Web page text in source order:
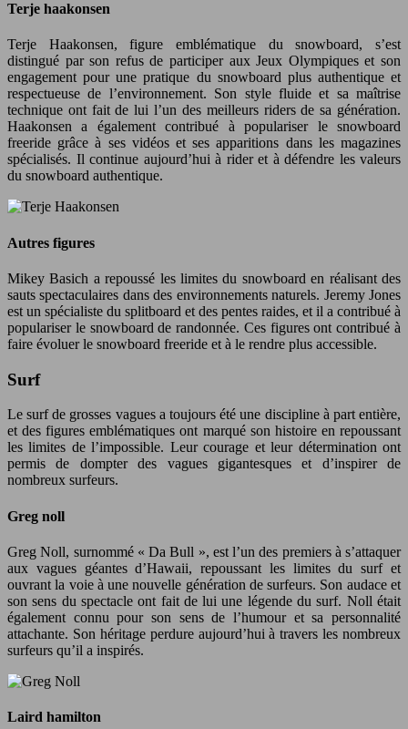
Terje haakonsen
Terje Haakonsen, figure emblématique du snowboard, s’est
distingué par son refus de participer aux Jeux Olympiques et son
engagement pour une pratique du snowboard plus authentique et
respectueuse de l’environnement. Son style fluide et sa maîtrise
technique ont fait de lui l’un des meilleurs riders de sa génération.
Haakonsen a également contribué à populariser le snowboard
freeride grâce à ses vidéos et ses apparitions dans les magazines
spécialisés. Il continue aujourd’hui à rider et à défendre les valeurs
du snowboard authentique.
Autres figures
Mikey Basich a repoussé les limites du snowboard en réalisant des
sauts spectaculaires dans des environnements naturels. Jeremy Jones
est un spécialiste du splitboard et des pentes raides, et il a contribué à
populariser le snowboard de randonnée. Ces figures ont contribué à
faire évoluer le snowboard freeride et à le rendre plus accessible.
Surf
Le surf de grosses vagues a toujours été une discipline à part entière,
et des figures emblématiques ont marqué son histoire en repoussant
les limites de l’impossible. Leur courage et leur détermination ont
permis de dompter des vagues gigantesques et d’inspirer de
nombreux surfeurs.
Greg noll
Greg Noll, surnommé « Da Bull », est l’un des premiers à s’attaquer
aux vagues géantes d’Hawaii, repoussant les limites du surf et
ouvrant la voie à une nouvelle génération de surfeurs. Son audace et
son sens du spectacle ont fait de lui une légende du surf. Noll était
également connu pour son sens de l’humour et sa personnalité
attachante. Son héritage perdure aujourd’hui à travers les nombreux
surfeurs qu’il a inspirés.
Laird hamilton